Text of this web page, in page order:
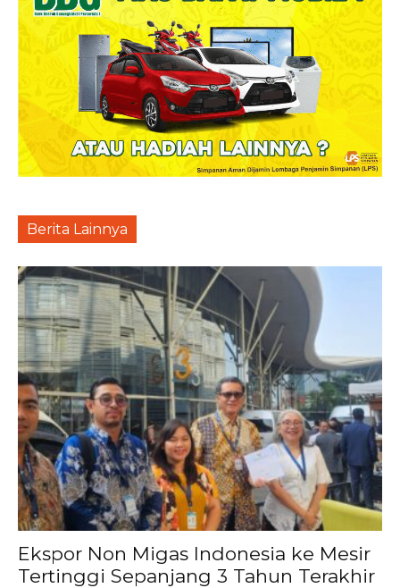
Berita Lainnya
Ekspor Non Migas Indonesia ke Mesir
Tertinggi Sepanjang 3 Tahun Terakhir